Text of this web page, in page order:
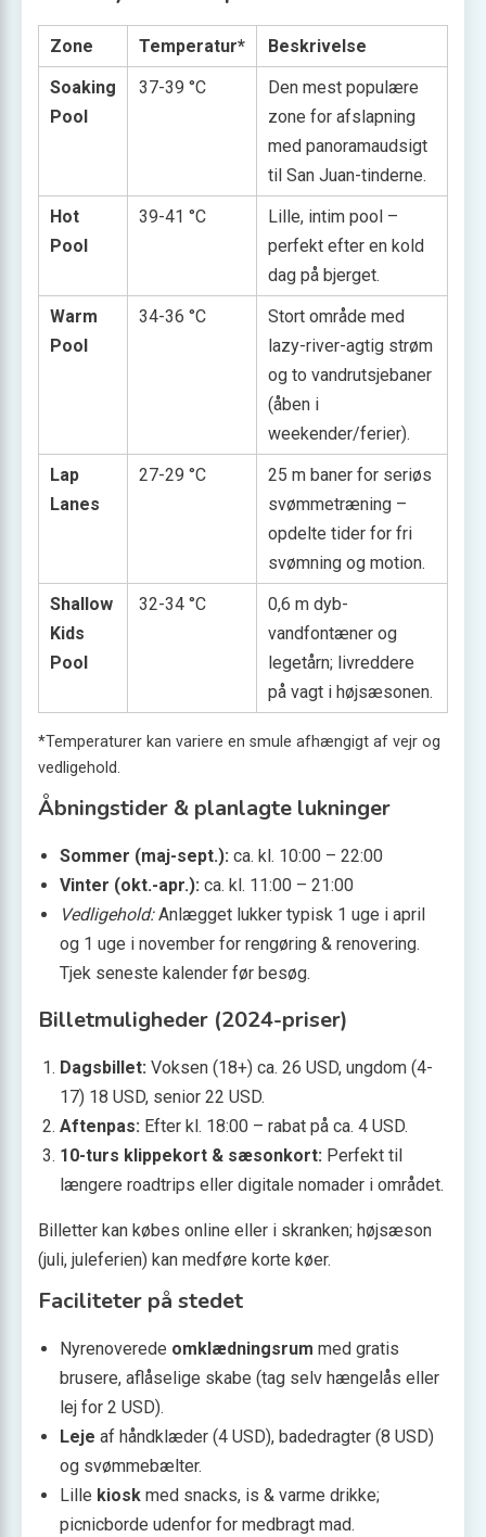
Zone Temperatur*
Beskrivelse
Soaking
Pool
37-39 °C
Den mest populære
zone for afslapning
med panoramaudsigt
til San Juan-tinderne.
Hot
Pool
39-41 °C
Lille, intim pool –
perfekt efter en kold
dag på bjerget.
Warm
Pool
34-36 °C
Stort område med
lazy-river-agtig strøm
og to vandrutsjebaner
(åben i
weekender/ferier).
Lap
Lanes
27-29 °C
25 m baner for seriøs
svømmetræning –
opdelte tider for fri
svømning og motion.
Shallow
Kids
Pool
32-34 °C
0,6 m dyb-
vandfontæner og
legetårn; livreddere
på vagt i højsæsonen.
*Temperaturer kan variere en smule afhængigt af vejr og
vedligehold.
Åbningstider & planlagte lukninger
Sommer (maj-sept.): ca. kl. 10:00 – 22:00
Vinter (okt.-apr.): ca. kl. 11:00 – 21:00
Vedligehold:Anlægget lukker typisk 1 uge i april
og 1 uge i november for rengøring & renovering.
Tjek seneste kalender før besøg.
Billetmuligheder (2024-priser)
Dagsbillet: Voksen (18+) ca. 26 USD, ungdom (4-
17) 18 USD, senior 22 USD.
Aftenpas: Efter kl. 18:00 – rabat på ca. 4 USD.
10-turs klippekort & sæsonkort: Perfekt til
længere roadtrips eller digitale nomader i området.
Billetter kan købes online eller i skranken; højsæson
(juli, juleferien) kan medføre korte køer.
Faciliteter på stedet
Nyrenoverede omklædningsrum med gratis
brusere, aflåselige skabe (tag selv hængelås eller
lej for 2 USD).
Leje af håndklæder (4 USD), badedragter (8 USD)
og svømmebælter.
Lille kiosk med snacks, is & varme drikke;
picnicborde udenfor for medbragt mad.